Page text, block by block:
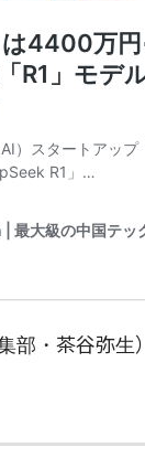
部・茶谷弥生）